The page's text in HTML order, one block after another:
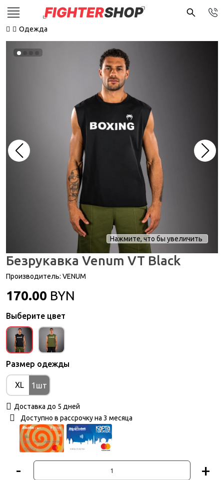
Одежда
Нажмите, что бы увеличить
Безрукавка Venum VT Black
Производитель: VENUM
170.00 BYN
Выберите цвет
Размер одежды
XL 1шт
Доставка до 5 дней
Доступно в рассрочку на 3 месяца
- +